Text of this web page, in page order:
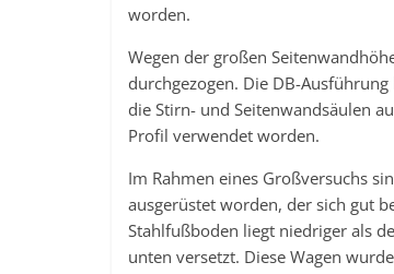
worden.
Wegen der großen
durchgezogen. Die DB-
die Stirn- und Seitenwandsäulen
Profil verwendet worden.
Im Rahmen eines Großversuchs
ausgerüstet worden, der sich gut
Stahlfußboden liegt niedriger als
unten versetzt. Diese Wagen